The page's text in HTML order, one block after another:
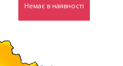
Немає в наявності